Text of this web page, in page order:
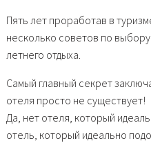
Пять лет проработав в
несколько советов по
летнего отдыха.
Самый главный секрет
отеля просто не существует!
Да, нет отеля, который
отель, который идеально